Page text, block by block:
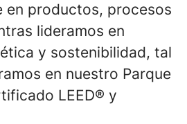
en productos, procesos
lideramos en
y sostenibilidad, tal
en nuestro Parque
LEED® y